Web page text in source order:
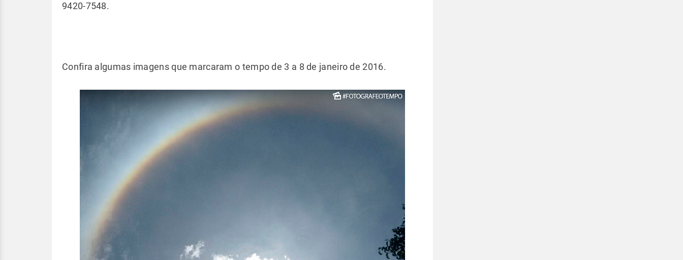
9420-7548.
Confira algumas imagens que marcaram o tempo de 3 a 8 de janeiro de 2016.